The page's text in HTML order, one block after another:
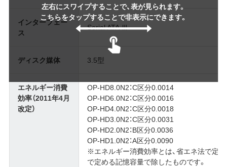
左右にスワイプすることで、表が見られます。
こちらをタップすることで非表示にできます。
インターフェー
ス
Serial ATA Ⅲ
ディスク媒体 3.5型
エネルギー消費
効率（2011年4月
改定）
OP-HD8.0N2：C区分0.0014
OP-HD6.0N2：C区分0.0016
OP-HD4.0N2：C区分0.0018
OP-HD3.0N2：C区分0.0031
OP-HD2.0N2：B区分0.0036
OP-HD1.0N2：A区分0.0090
※エネルギー消費効率とは、省エネ法で定
で定める記憶容量で除したものです。